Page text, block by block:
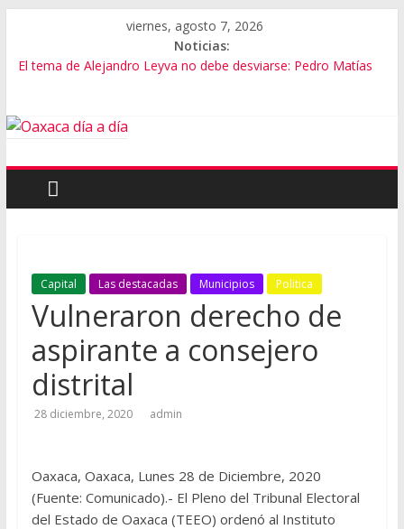
viernes, agosto 7, 2026
Noticias:
El tema de Alejandro Leyva no debe desviarse: Pedro Matías
Bajo amenazas, Secretario de Gobierno de Oaxaca despojaría
“Amenazamos, no dialogamos”
Banda de fraudes financieros operaba desde un Toks
Capital Las destacadas Municipios Politica
Vulneraron derecho de
aspirante a consejero
distrital
28 diciembre, 2020 admin
Oaxaca, Oaxaca, Lunes 28 de Diciembre, 2020
(Fuente: Comunicado).- El Pleno del Tribunal Electoral
del Estado de Oaxaca (TEEO) ordenó al Instituto